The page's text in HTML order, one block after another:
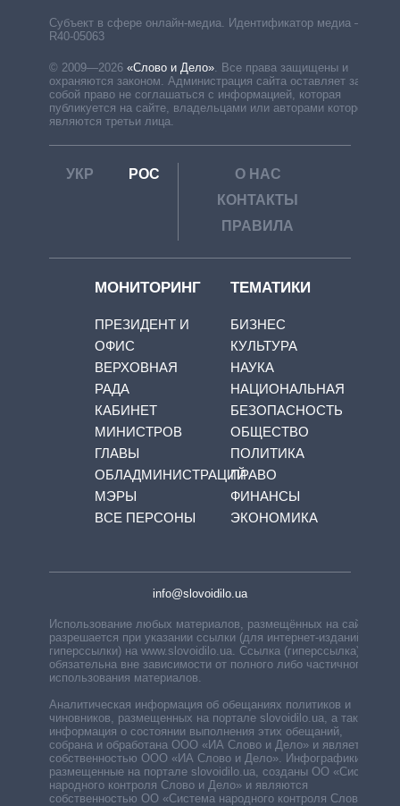
Субъект в сфере онлайн-медиа. Идентификатор медиа –
R40-05063
© 2009—2026 «Слово и Дело» Все права защищены и
охраняются законом. Администрация сайта оставляет за
собой право не соглашаться с информацией, которая
публикуется на сайте, владельцами или авторами которой
являются третьи лица.
УКР РОС
О НАС
КОНТАКТЫ
ПРАВИЛА
МОНИТОРИНГ
ПРЕЗИДЕНТ И
ОФИС
ВЕРХОВНАЯ
РАДА
КАБИНЕТ
МИНИСТРОВ
ГЛАВЫ
ОБЛАДМИНИСТРАЦИЙ
МЭРЫ
ВСЕ ПЕРСОНЫ
ТЕМАТИКИ
БИЗНЕС
КУЛЬТУРА
НАУКА
НАЦИОНАЛЬНАЯ
БЕЗОПАСНОСТЬ
ОБЩЕСТВО
ПОЛИТИКА
ПРАВО
ФИНАНСЫ
ЭКОНОМИКА
info@slovoidilo.ua
Использование любых материалов, размещённых на сайте,
разрешается при указании ссылки (для интернет-изданий —
гиперссылки) на www.slovoidilo.ua. Ссылка (гиперссылка)
обязательна вне зависимости от полного либо частичного
использования материалов.
Аналитическая информация об обещаниях политиков и
чиновников, размещенных на портале slovoidilo.ua, а также
информация о состоянии выполнения этих обещаний,
собрана и обработана ООО «ИА Слово и Дело» и является
собственностью ООО «ИА Слово и Дело». Инфографики,
размещенные на портале slovoidilo.ua, созданы ОО «Система
народного контроля Слово и Дело» и являются
собственностью ОО «Система народного контроля Слово и